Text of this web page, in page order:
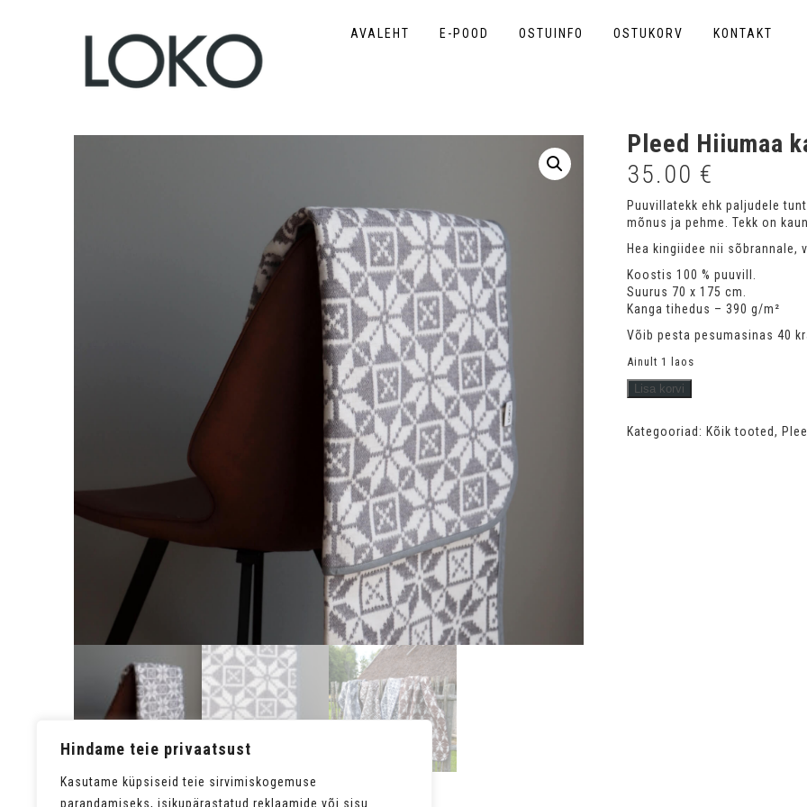
Hindame teie privaatsust
Kasutame küpsiseid teie sirvimiskogemuse
parandamiseks, isikupärastatud reklaamide või sisu
AVALEHT E-POOD OSTUINFO OSTUKORV KONTAKT
Pleed Hiiumaa
35.00 €
Puuvillatekk ehk paljudele
mõnus ja pehme. Tekk on
Hea kingiidee nii sõbrannale,
Koostis 100 % puuvill.
Suurus 70 x 175 cm.
Kanga tihedus – 390 g/m²
Võib pesta pesumasinas 40
Ainult 1 laos
Pleed
Hiiumaa
hall
Lisa korvi
Kategooriad: Kõik tooted,